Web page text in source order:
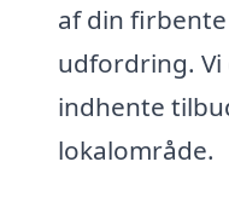
af din
udfordring.
indhente
lokalområde.